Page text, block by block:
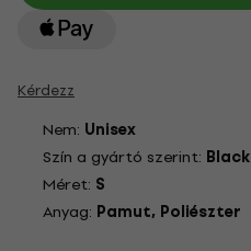
Kérdezz
Nem: Unisex
Szín a gyártó szerint: Black
Méret: S
Anyag: Pamut, Poliészter